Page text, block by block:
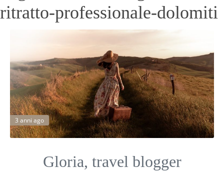
ritratto-professionale-dolomiti
3 anni ago
Gloria, travel blogger